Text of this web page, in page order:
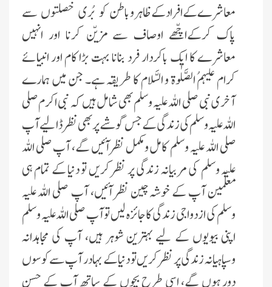
معاشرےکےافرادکےظاہروباطن کو بُری خصلتوں سے
پاک کرکےاچّھے اوصاف سے مزیّن کرنا اور انہیں
معاشرے کا ایک باکردار فرد بنانا بہت بڑا کام اور انبیائے
کرام علیہمُ الصَّلٰوۃ و السَّلام کا طریقہ ہے۔ جن میں ہمارے
آخری نبی صلی اللہ علیہ وسلم بھی شامل ہیں کہ نبی اکرم صلی
اللہ علیہ وسلم کی زندگی کے جس گوشے پر بھی نظر ڈالیے آپ
صلی اللہ علیہ وسلم کامل ومکمل نظرآئیں گے، آپ صلی اللہ
علیہ وسلم کی مربیانہ زندگی پر نظر کریں تو دنیا کے تمام ہی
معلّمین آپ کے خوشہ چین نظر آئیں، آپ صلی اللہ علیہ
وسلم کی ازدواجی زندگی کا جائزہ لیں تو آپ صلی اللہ علیہ وسلم
اپنی بیویوں کے لیے بہترین شوہر ہیں، آپ کی مجاہدانہ
وسپاہیانہ زندگی پر نظر کریں تو دنیا کے بہادر آپ سے کوسوں
دور ہوں گے، اسی طرح بچوں کے ساتھ آپ کے حسنِ